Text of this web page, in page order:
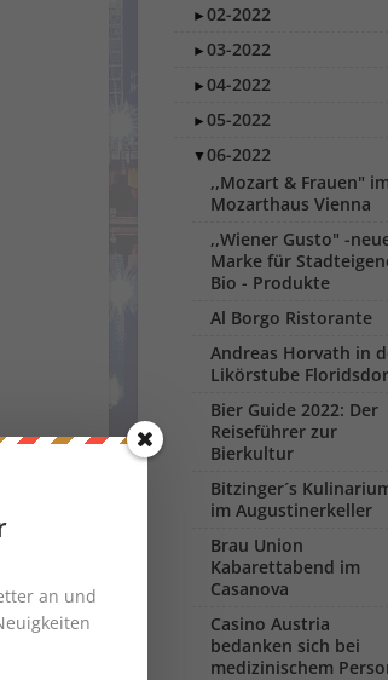
►02-2022
►03-2022
►04-2022
►05-2022
▼06-2022
,,Mozart & Frauen" im
Mozarthaus Vienna
,,Wiener Gusto" -
Marke für
Bio - Produkte
Al Borgo Ristorante
Andreas Horvath in
Likörstube
Bier Guide 2022: Der
Reiseführer zur
Bierkultur
Bitzinger´s
im Augustinerkeller
Brau Union
Kabarettabend im
Casanova
Casino Austria
bedanken sich bei
medizinischem
an und